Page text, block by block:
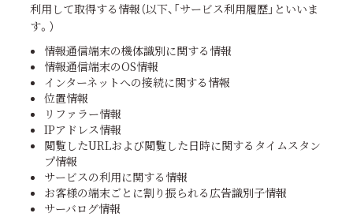
利用して取得する情報（以下、「サービス利用履歴」といいま
す。）
情報通信端末の機体識別に関する情報
情報通信端末のOS情報
インターネットへの接続に関する情報
位置情報
リファラー情報
IPアドレス情報
閲覧したURLおよび閲覧した日時に関するタイムスタン
プ情報
サービスの利用に関する情報
お客様の端末ごとに割り振られる広告識別子情報
サーバログ情報